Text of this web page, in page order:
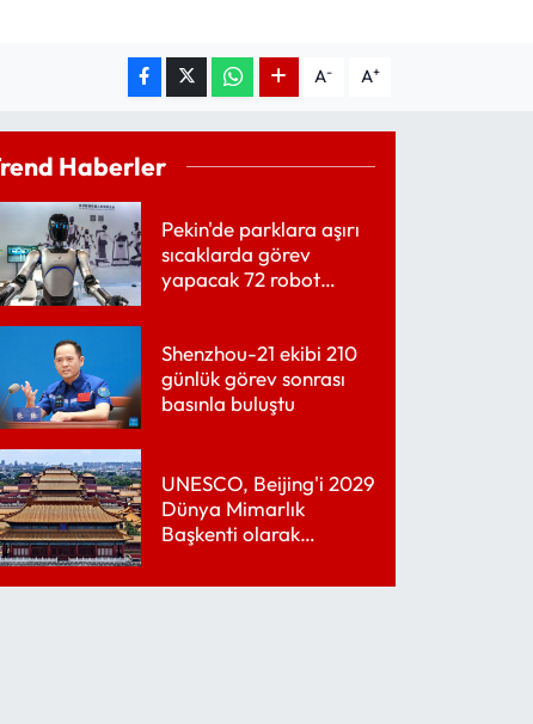
A- A+
Haberler
Pekin'de parklara aşırı
sıcaklarda görev
yapacak 72 robot
Shenzhou-21 ekibi 210
günlük görev sonrası
basınla buluştu
UNESCO, Beijing'i 2029
Dünya Mimarlık
Başkenti olarak